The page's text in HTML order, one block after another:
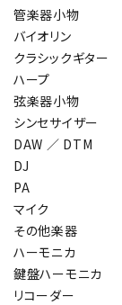
管楽器小物
バイオリン
クラシックギター
ハープ
弦楽器小物
シンセサイザー
DAW ／ DTM
DJ
PA
マイク
その他楽器
ハーモニカ
鍵盤ハーモニカ
リコーダー